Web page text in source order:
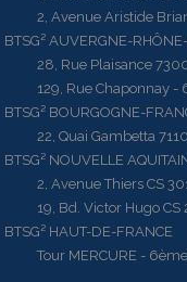
2, Avenue Aristide
BTSG² AUVERGNE-
28, Rue Plaisance
129, Rue Chaponnay -
BTSG² BOURGOGNE-
22, Quai Gambetta
BTSG² NOUVELLE
2, Avenue Thiers CS
19, Bd. Victor Hugo CS
BTSG² HAUT-DE-FRANCE
Tour MERCURE - 6ème